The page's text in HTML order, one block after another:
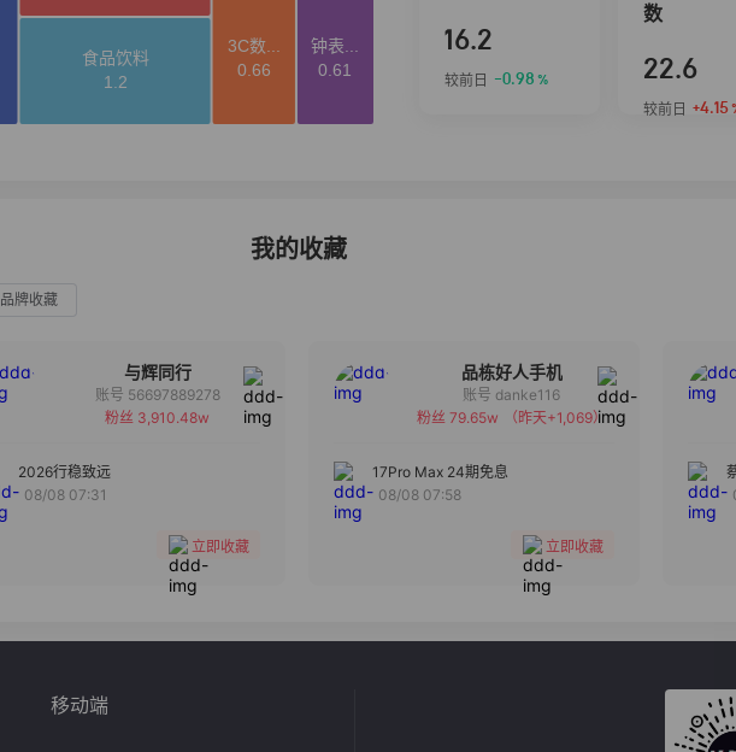
16.2
较前日 -0.98 %
数
22.6
较前日 +4.15
我的收藏
品牌收藏
与辉同行
备注
账号 56697889278
粉丝 3,910.48w
2026行稳致远
08/08 07:31
立即收藏
品栋好人手机
备注
分组
账号 danke116
粉丝 79.65w
（昨天+1,069）
17Pro Max 24期免息
08/08 07:58
立即收藏
移动端